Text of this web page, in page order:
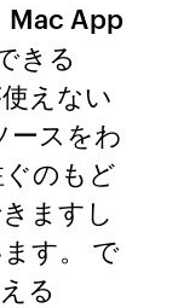
Mac App
きる
えない
ースをわ
のもど
ますし
す。 で
る